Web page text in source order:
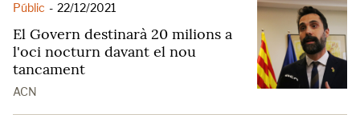
Públic - 22/12/2021
El Govern destinarà 20 milions a
l'oci nocturn davant el nou
tancament
ACN